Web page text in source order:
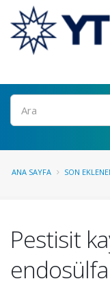
Ara
ANA SAYFA SON
Pestisit